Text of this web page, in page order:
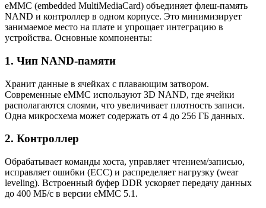
eMMC (embedded MultiMediaCard) объединяет флеш-память
NAND и контроллер в одном корпусе. Это минимизирует
занимаемое место на плате и упрощает интеграцию в
устройства. Основные компоненты:
1. Чип NAND-памяти
Хранит данные в ячейках с плавающим затвором.
Современные eMMC используют 3D NAND, где ячейки
располагаются слоями, что увеличивает плотность записи.
Одна микросхема может содержать от 4 до 256 ГБ данных.
2. Контроллер
Обрабатывает команды хоста, управляет чтением/записью,
исправляет ошибки (ECC) и распределяет нагрузку (wear
leveling). Встроенный буфер DDR ускоряет передачу данных
до 400 МБ/с в версии eMMC 5.1.